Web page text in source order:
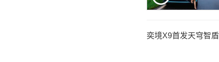
奕境X9首发天穹智